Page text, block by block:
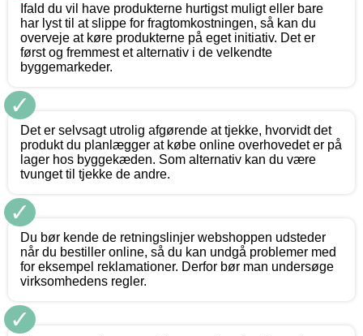
Ifald du vil have produkterne hurtigst muligt eller bare
har lyst til at slippe for fragtomkostningen, så kan du
overveje at køre produkterne på eget initiativ. Det er
først og fremmest et alternativ i de velkendte
byggemarkeder.
✓
Det er selvsagt utrolig afgørende at tjekke, hvorvidt det
produkt du planlægger at købe online overhovedet er på
lager hos byggekæden. Som alternativ kan du være
tvunget til tjekke de andre.
✓
Du bør kende de retningslinjer webshoppen udsteder
når du bestiller online, så du kan undgå problemer med
for eksempel reklamationer. Derfor bør man undersøge
virksomhedens regler.
✓